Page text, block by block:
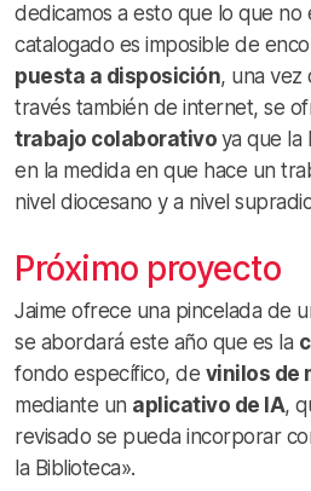
dedicamos a esto que lo que no
catalogado es imposible de
puesta a disposición, una vez
través también de internet, se
trabajo colaborativo ya que la
en la medida en que hace un
nivel diocesano y a nivel
Próximo proyecto
Jaime ofrece una pincelada de
se abordará este año que es la
fondo específico, de vinilos de
mediante un aplicativo de IA,
revisado se pueda incorporar
la Biblioteca».